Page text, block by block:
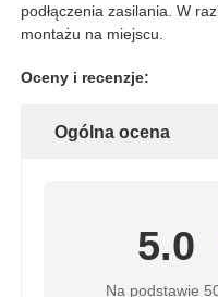
podłączenia zasilania. W
montażu na miejscu.
Oceny i recenzje:
Ogólna ocena
5.0
Na podstawie